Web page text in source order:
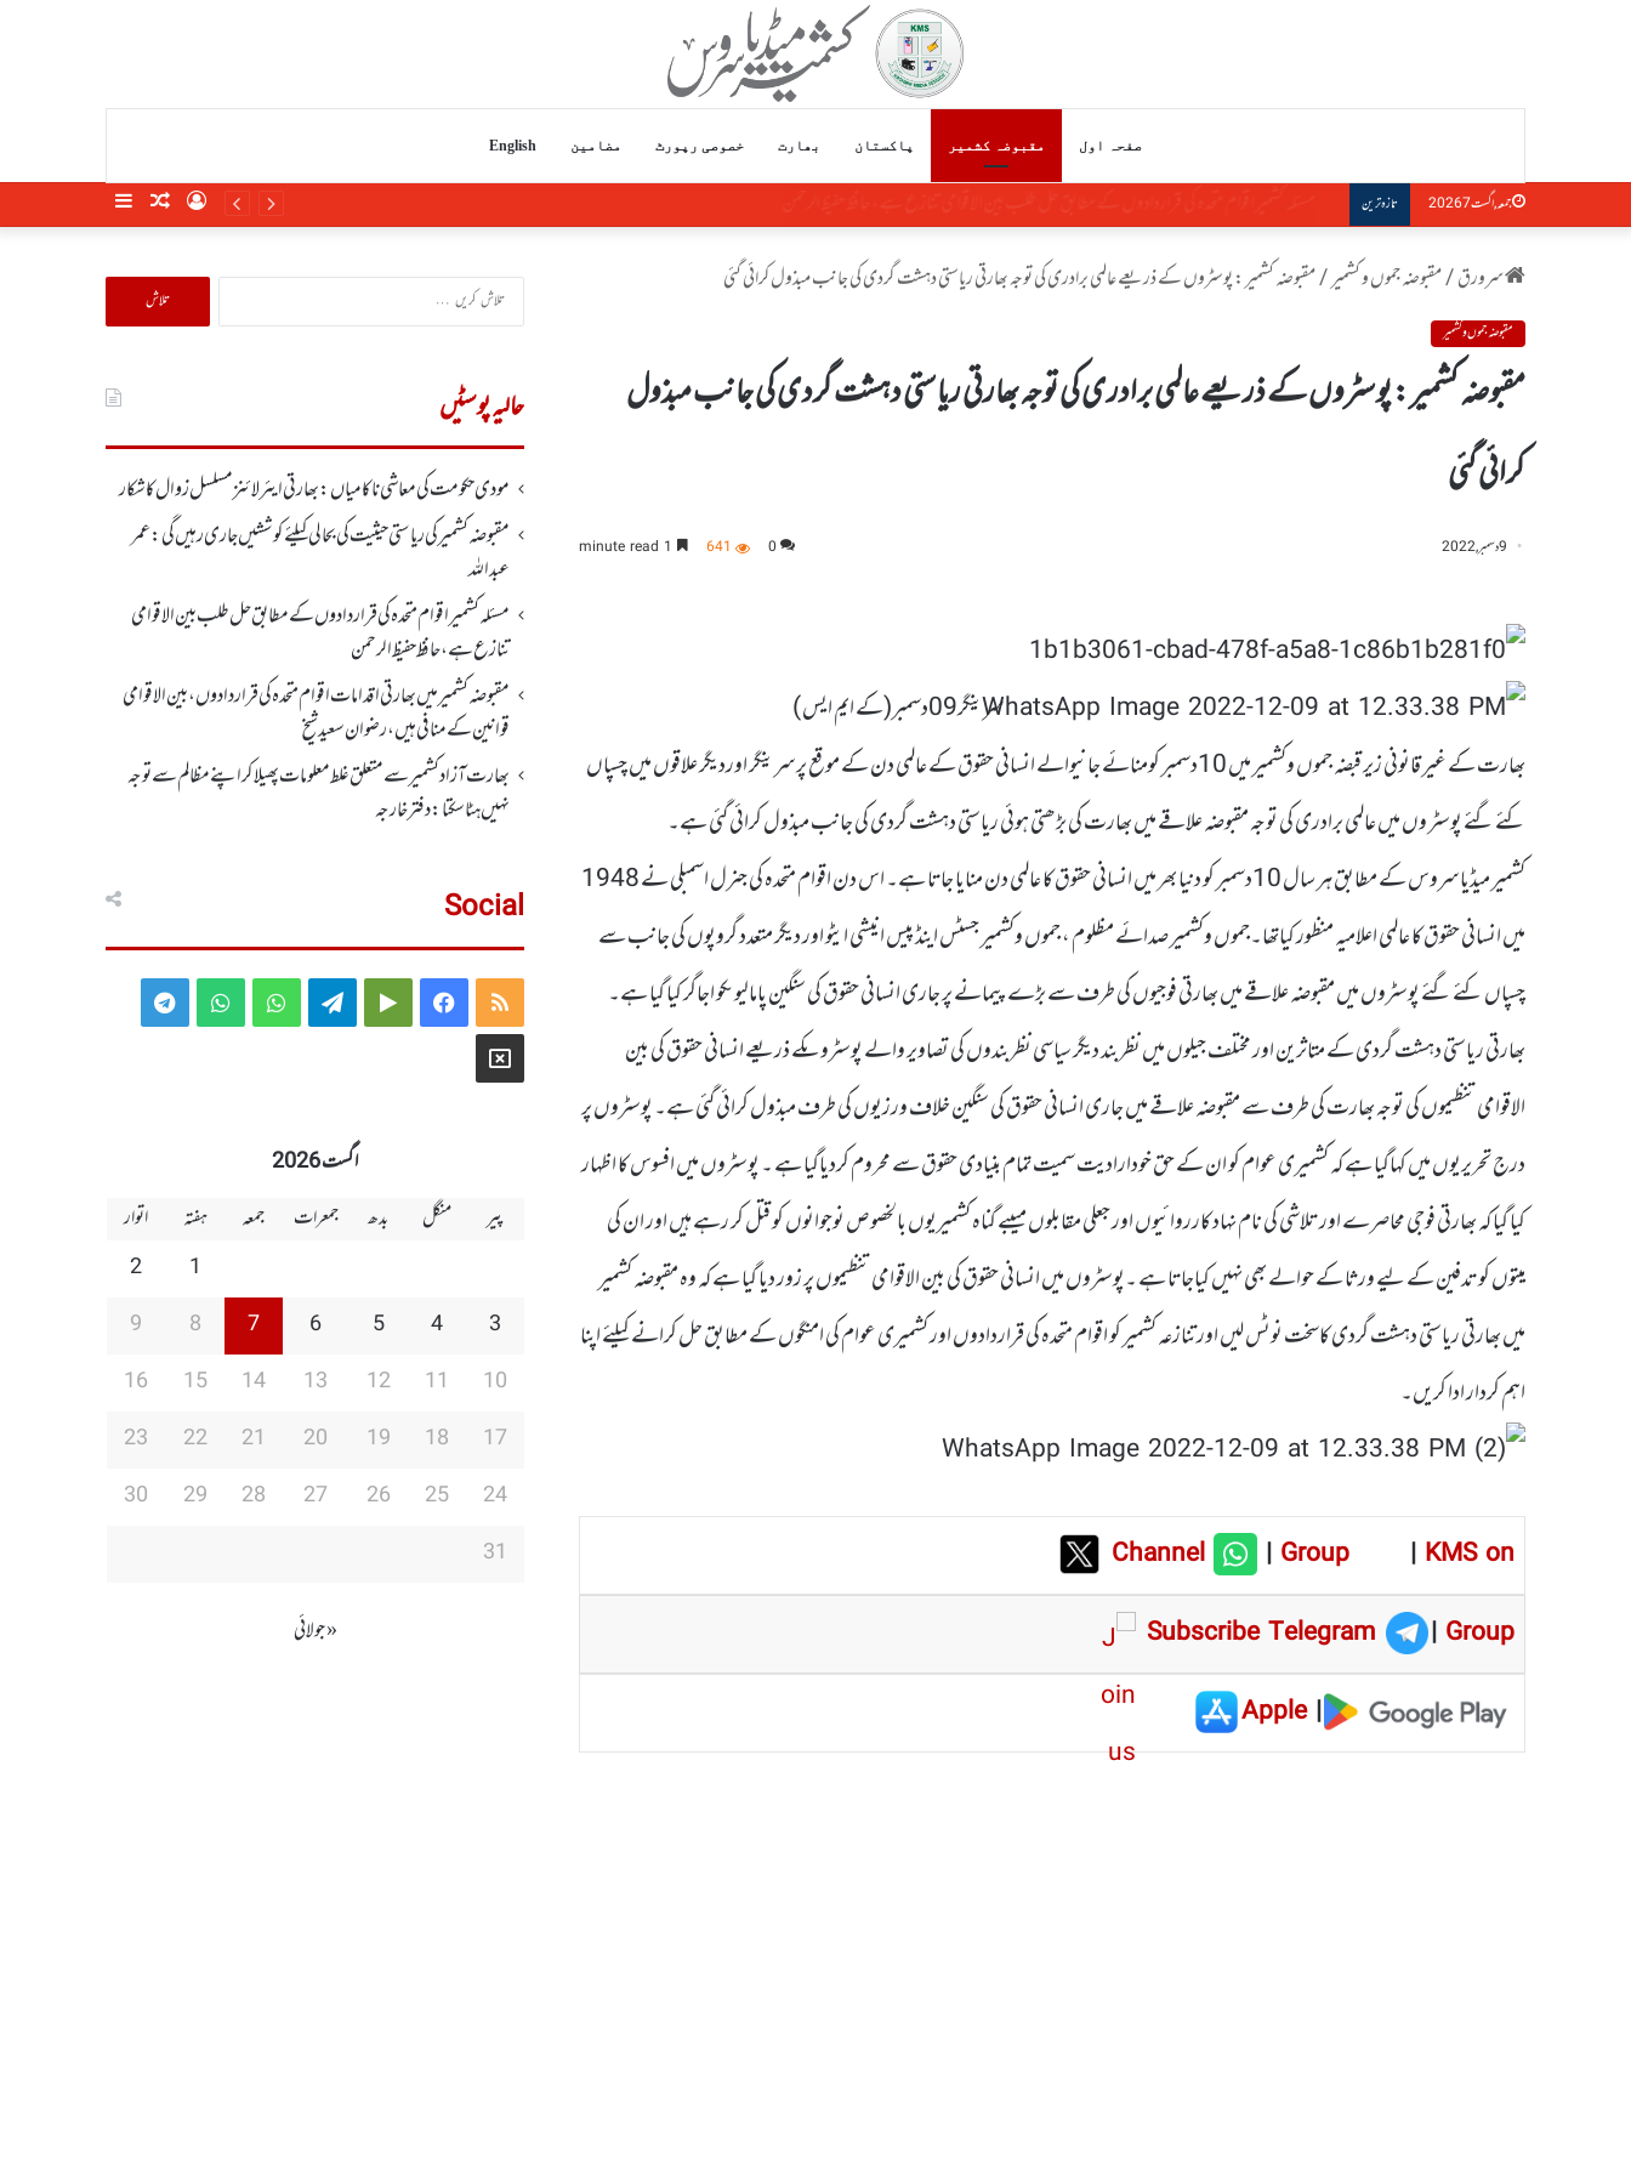
صفحہ اول مقبوضہ کشمیر پاکستان بھارت خصوصی رپورٹ مضامین English
جمعہ, اگست 7 2026 تازہ ترین SidebarRandomLog
سرورق/مقبوضہ جموں و کشمیر/مقبوضہ کشمیر : پوسٹروں کے ذریعے عالمی برادری کی توجہ بھارتی ریاستی دہشت گردی کی جانب مبذول کرائی گئی
مقبوضہ جموں و کشمیر
مقبوضہ کشمیر : پوسٹروں کے ذریعے عالمی برادری کی توجہ بھارتی ریاستی دہشت گردی کی جانب مبذول
کرائی گئی
9 دسمبر, 2022 0
641
سرینگر09دسمبر(کے ایم ایس )
بھارت کے غیر قانونی زیر قبضہ جموں وکشمیر میں 10دسمبر کومنائے جانیوالے انسانی حقوق کے عالمی دن کے موقع پر سرینگر اوردیگر علاقوں میں چسپاں
کئے گئے پوسٹر وں میں عالمی برادری کی توجہ مقبوضہ علاقے میں بھارت کی بڑھتی ہوئی ریاستی دہشت گردی کی جانب مبذول کرائی گئی ہے۔
کشمیر میڈیا سروس کے مطابق ہر سال 10دسمبر کو دنیا بھر میں انسانی حقوق کا عالمی دن منایا جاتا ہے۔ اس دن اقوام متحدہ کی جنرل اسمبلی نے 1948
میں انسانی حقوق کا عالمی اعلامیہ منظور کیاتھا۔جموں وکشمیر صدائے مظلوم ، جموں وکشمیر جسٹس اینڈ پیس انیشی ایٹو اور دیگر متعدد گروپوں کی جانب سے
چسپاں کئے گئے پوسٹروں میں مقبوضہ علاقے میں بھارتی فوجیوں کی طرف سے بڑے پیمانے پر جاری انسانی حقوق کی سنگین پامالیوںکو اجاگر کیا گیا ہے۔
بھارتی ریاستی دہشت گردی کے متاثرین اور مختلف جیلوں میں نظربند دیگر سیاسی نظربندوں کی تصاویر والے پوسٹروںکے ذریعے انسانی حقوق کی بین
الاقوامی تنظیموں کی توجہ بھارت کی طرف سے مقبوضہ علاقے میں جاری انسانی حقوق کی سنگین خلاف ورزیوں کی طرف مبذول کرائی گئی ہے۔ پوسٹروں پر
درج تحریریوں میں کہاگیا ہے کہ کشمیری عوام کو ان کے حق خودارادیت سمیت تمام بنیادی حقوق سے محروم کردیاگیا ہے ۔ پوسٹروں میں افسوس کا اظہار
کیا گیا کہ بھارتی فوجی محاصرے اور تلاشی کی نام نہاد کارروائیوں اور جعلی مقابلوں میںبے گناہ کشمیریوں بالخصوص نوجوانوں کو قتل کر رہے ہیں اور ان کی
میتوں کو تدفین کے لیے ورثا کے حوالے بھی نہیں کیاجاتا ہے ۔پوسٹروں میں انسانی حقوق کی بین الاقوامی تنظیموں پر زور دیا گیا ہے کہ وہ مقبوضہ کشمیر
میں بھارتی ریاستی دہشت گردی کاسخت نوٹس لیں اور تنازعہ کشمیر کو اقوام متحدہ کی قراردادوں اور کشمیری عوام کی امنگوں کے مطابق حل کرانے کیلئے اپنا
اہم کردار ادا کریں۔
Channel |Group | KMS on
Subscribe Telegram
| Group
|
Apple
تلاش
کریں
حالیہ پوسٹیں
مودی حکومت کی معاشی ناکامیاں: بھارتی ایئرلائنز مسلسل زوال کا شکار
مقبوضہ کشمیر کی ریاستی حیثیت کی بحالی کیلئے کوششیں جاری رہیں گی: عمر
عبداللہ
مسئلہ کشمیر اقوام متحدہ کی قراردادوں کے مطابق حل طلب بین الاقوامی
تنازع ہے، حافظ حفیظ الرحمن
مقبوضہ کشمیر میں بھارتی اقدامات اقوام متحدہ کی قراردادوں، بین الاقوامی
قوانین کے منافی ہیں،رضوان سعید شیخ
بھارت آزاد کشمیر سے متعلق غلط معلومات پھیلا کر اپنے مظالم سے توجہ
نہیں ہٹا سکتا: دفتر خارجہ
Social
RSS
Facebook
Google
Telegram
WhatsApp
WhatsApp
Telegram
X
اگست 2026
پیر
منگل بدھ جمعرات جمعہ ہفتہ
اتوار
1
2
3
4
5
6
7
8
9
10
11
12
13
14
15
16
17
18
19
20
21
22
23
24
25
26
27
28
29
30
31
« جولائی